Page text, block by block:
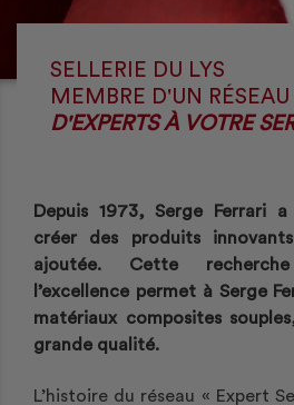
SELLERIE DU LYS
MEMBRE D'UN RÉSEAU
D'EXPERTS À VOTRE
Depuis 1973, Serge Ferrari
créer des produits
ajoutée. Cette
l’excellence permet à Serge
matériaux composites
grande qualité.
L’histoire du réseau « Expert